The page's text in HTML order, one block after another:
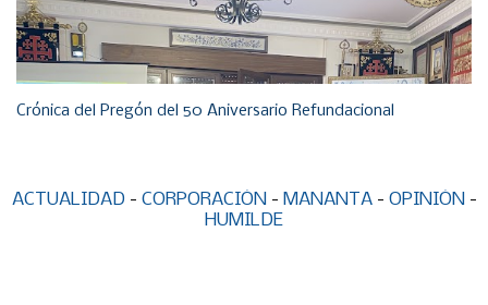
Crónica del Pregón del 50 Aniversario Refundacional
ACTUALIDAD - CORPORACIÓN- MANANTA- OPINIÓN-
HUMILDE